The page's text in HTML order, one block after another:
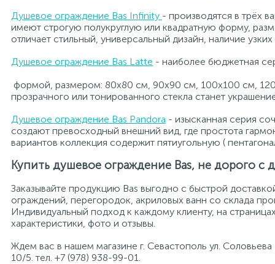
Душевое ограждение Bas Infinity - производятся в трёх
имеют строгую полукруглую или квадратную форму,
отличает стильный, универсальный дизайн, наличие
Душевое ограждение Bas Latte - наиболее бюджетная
формой, размером: 80х80 см, 90х90 см, 100х100 см,
прозрачного или тонированного стекла станет
Душевое ограждение Bas Pandora - изысканная серия
создают превосходный внешний вид, где простота
вариантов коллекция содержит пятиугольную (
Купить душевое ограждение Bas, не дорого с
Заказывайте продукцию Bas выгодно с быстрой
ограждений, перегородок, акриловых ванн со склада
Индивидуальный подход к каждому клиенту, на
характеристики, фото и отзывы.
Ждем вас в нашем магазине г. Севастополь ул. Соловьева
10/5. тел. +7 (978) 938-99-01.